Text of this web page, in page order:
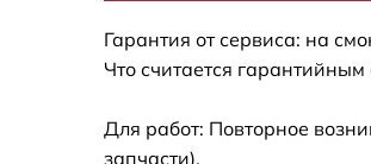
Замена процессора
Гарантия от сервиса: на
Что считается гарантийным
Для работ: Повторное
запчасти).